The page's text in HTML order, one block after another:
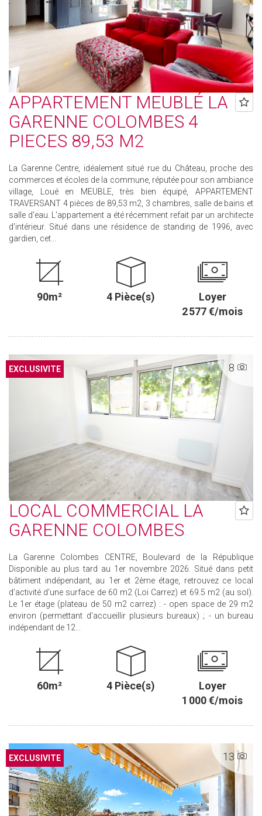
APPARTEMENT MEUBLÉ LA
GARENNE COLOMBES 4
PIECES 89,53 M2
La Garenne Centre, idéalement situé rue du Château, proche des
commerces et écoles de la commune, réputée pour son ambiance
village, Loué en MEUBLE, très bien équipé, APPARTEMENT
TRAVERSANT 4 pièces de 89,53 m2, 3 chambres, salle de bains et
salle d'eau. L'appartement a été récemment refait par un architecte
d'intérieur. Situé dans une résidence de standing de 1996, avec
gardien, cet...
90m² 4 Pièce(s)
Loyer
2 577 €/mois
8
EXCLUSIVITE
LOCAL COMMERCIAL LA
GARENNE COLOMBES
La Garenne Colombes CENTRE, Boulevard de la République
Disponible au plus tard au 1er novembre 2026. Situé dans petit
bâtiment indépendant, au 1er et 2ème étage, retrouvez ce local
d'activité d'une surface de 60 m2 (Loi Carrez) et 69.5 m2 (au sol).
Le 1er étage (plateau de 50 m2 carrez) : - open space de 29 m2
environ (permettant d'accueillir plusieurs bureaux) ; - un bureau
indépendant de 12...
60m² 4 Pièce(s)
Loyer
1 000 €/mois
13
EXCLUSIF
EXCLUSIVITE